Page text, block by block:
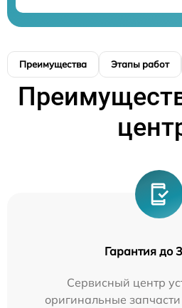
Преимущества Этапы работ
Гарантия до
Сервисный центр
оригинальные